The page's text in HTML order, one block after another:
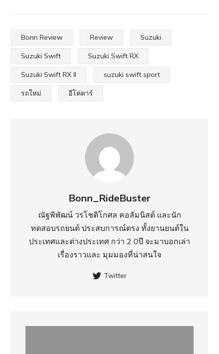
Bonn Review Review Suzuki
Suzuki Swift Suzuki Swift RX
Suzuki Swift RX II suzuki swift sport
รถใหม่ อีโค่คาร์
Bonn_RideBuster
ณัฐพิพัฒน์ วรโชติโกศล คอลัมนิสต์ และนัก
ทดสอบรถยนต์ ประสบการณ์ตรง ทั้งยานยนต์ใน
ประเทศ​และต่างประเทศ กว่า 2 0ปี จะมาบอกเล่า
เรื่องราวและ มุมมองที่น่าสนใจ
Twitter